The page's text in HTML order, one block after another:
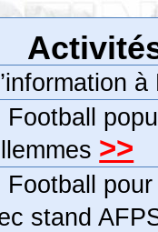
à
Football
>>
stand